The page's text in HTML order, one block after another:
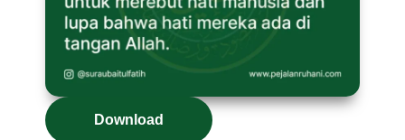
Download